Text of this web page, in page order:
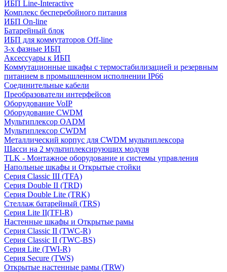
ИБП Line-Interactive
Комплекс бесперебойного питания
ИБП On-line
Батарейный блок
ИБП для коммутаторов Off-line
3-х фазные ИБП
Аксессуары к ИБП
Коммутационные шкафы с термостабилизацией и резервным
питанием в промышленном исполнении IP66
Соединительные кабели
Преобразователи интерфейсов
Оборудование VoIP
Оборудование CWDM
Мультиплекcор OADM
Мультиплексор CWDM
Металлический корпус для CWDM мультиплексора
Шасси на 2 мультиплексирующих модуля
TLK - Монтажное оборудование и системы управления
Напольные шкафы и Открытые стойки
Серия Classic III (TFA)
Серия Double II (TRD)
Серия Double Lite (TRK)
Стеллаж батарейный (TRS)
Серия Lite II(TFI-R)
Настенные шкафы и Открытые рамы
Серия Classic II (TWC-R)
Серия Classic II (TWC-BS)
Серия Lite (TWI-R)
Серия Secure (TWS)
Открытые настенные рамы (TRW)